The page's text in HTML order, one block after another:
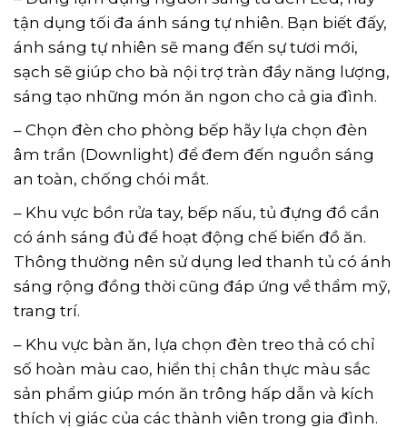
tận dụng tối đa ánh sáng tự nhiên. Bạn biết đấy,
ánh sáng tự nhiên sẽ mang đến sự tươi mới,
sạch sẽ giúp cho bà nội trợ tràn đầy năng lượng,
sáng tạo những món ăn ngon cho cả gia đình.
– Chọn đèn cho phòng bếp hãy lựa chọn đèn
âm trần (Downlight) để đem đến nguồn sáng
an toàn, chống chói mắt.
– Khu vực bồn rửa tay, bếp nấu, tủ đựng đồ cần
có ánh sáng đủ để hoạt động chế biến đồ ăn.
Thông thường nên sử dụng led thanh tủ có ánh
sáng rộng đồng thời cũng đáp ứng về thẩm mỹ,
trang trí.
– Khu vực bàn ăn, lựa chọn đèn treo thả có chỉ
số hoàn màu cao, hiển thị chân thực màu sắc
sản phẩm giúp món ăn trông hấp dẫn và kích
thích vị giác của các thành viên trong gia đình.